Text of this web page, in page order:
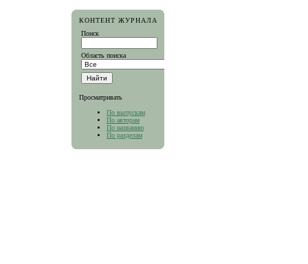
КОНТЕНТ ЖУРНАЛА
Поиск
Область поиска
Просматривать
По выпускам
По авторам
По названию
По разделам